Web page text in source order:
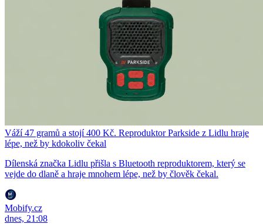
Váží 47 gramů a stojí 400 Kč. Reproduktor Parkside z Lidlu hraje
lépe, než by kdokoliv čekal
Dílenská značka Lidlu přišla s Bluetooth reproduktorem, který se
vejde do dlaně a hraje mnohem lépe, než by člověk čekal.
Mobify.cz
dnes, 21:08